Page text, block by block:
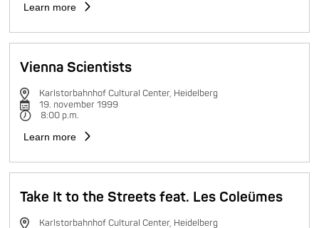
Learn more
Vienna Scientists
Karlstorbahnhof Cultural Center, Heidelberg
19. november 1999
8:00 p.m.
Learn more
Take It to the Streets feat. Les Coleümes
Karlstorbahnhof Cultural Center, Heidelberg